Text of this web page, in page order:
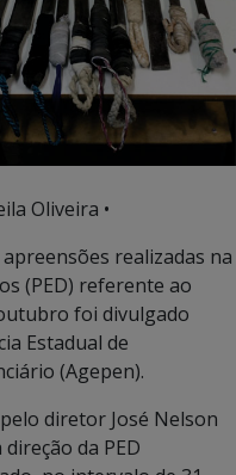
Oliveira •
realizadas na
(PED) referente ao
foi divulgado
Estadual de
(Agepen).
diretor José Nelson
da PED